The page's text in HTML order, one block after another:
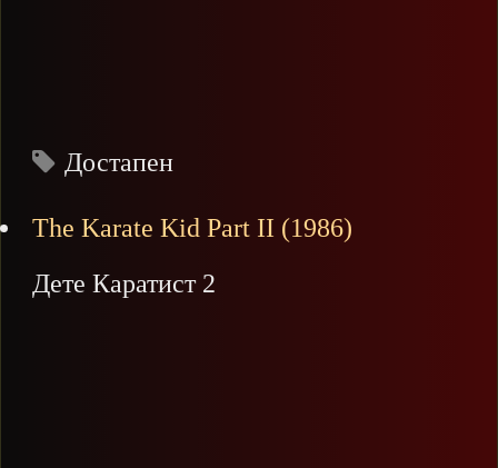
Достапен
The Karate Kid Part II (1986)
Дете Каратист 2